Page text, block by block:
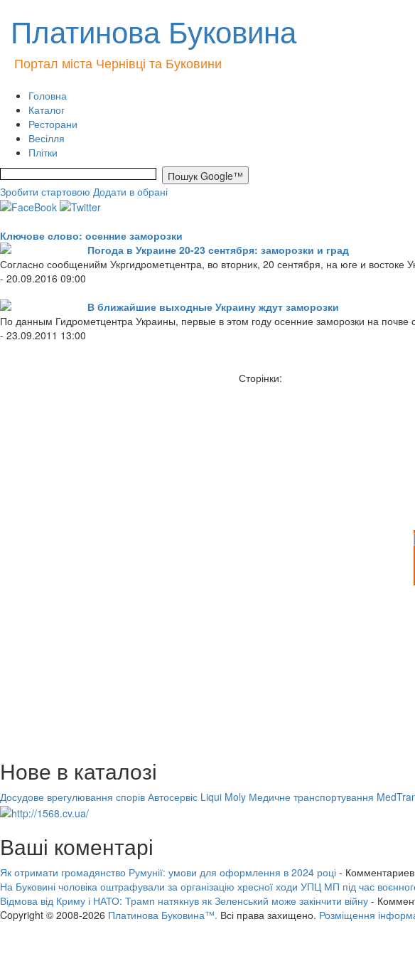
Платинова Буковина
Портал міста Чернівці та Буковини
Головна
Каталог
Ресторани
Весілля
Плітки
Зробити стартовою Додати в обрані
Ключове слово: осенние заморозки
Погода в Украине 20-23 сентября: заморозки и град
Согласно сообщенийм Укргидрометцентра, во вторник, 20 сентября, на юге и востоке
- 20.09.2016 09:00
В ближайшие выходные Украину ждут заморозки
По данным Гидрометцентра Украины, первые в этом году осенние заморозки на
- 23.09.2011 13:00
Сторінки:
Нове в каталозі
Досудове врегулювання спорів Автосервіс Liqui Moly Медичне транспортування
Ваші коментарі
Як отримати громадянство Румунії: умови для оформлення в 2024 році -
На Буковині чоловіка оштрафували за організацію хресної ходи УПЦ МП під час
Відмова від Криму і НАТО: Трамп натякнув як Зеленський може закінчити війну -
Copyright © 2008-2026 Платинова Буковина™. Всі права захищено. Розміщення